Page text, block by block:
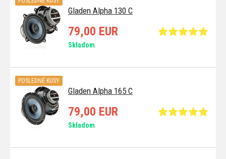
Gladen Alpha 130 C
79,00 EUR
Skladom
Gladen Alpha 165 C
POSLEDNÉ KUSY
79,00 EUR
Skladom